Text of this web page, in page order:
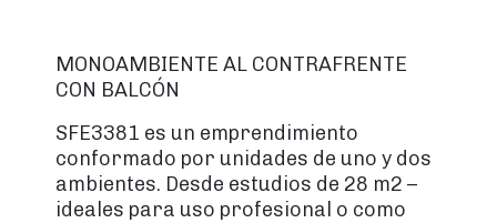
MONOAMBIENTE AL CONTRAFRENTE
CON BALCÓN
SFE3381 es un emprendimiento
conformado por unidades de uno y dos
ambientes. Desde estudios de 28 m2 –
ideales para uso profesional o como